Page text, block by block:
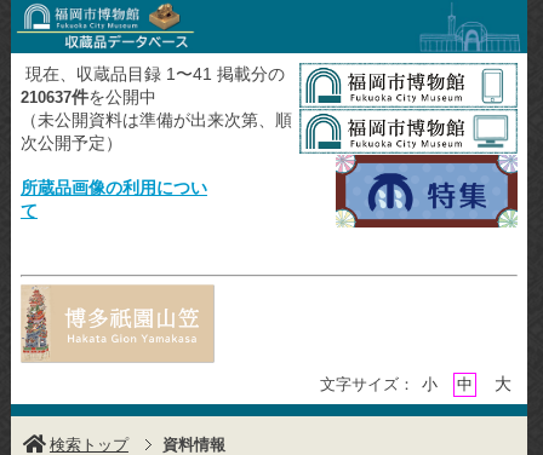
現在、収蔵品目録 1〜41 掲載分の
210637件を公開中
（未公開資料は準備が出来次第、順
次公開予定）
所蔵品画像の利用につい
て
文字サイズ： 小 中 大
検索トップ 資料情報